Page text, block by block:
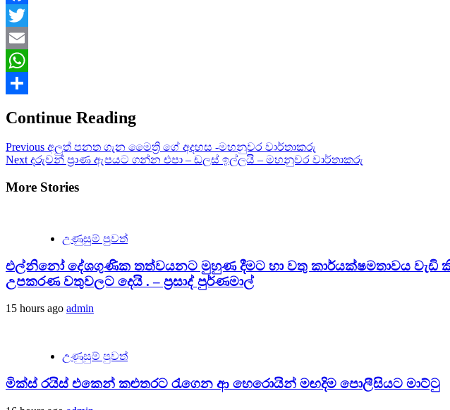
Facebook
Twitter
Email
WhatsApp
Continue Reading
Previous අලුත් පනත ගැන මෛත්‍රි ගේ අදහස -මහනුවර වාර්තාකරු
Nextදරුවන් ප්‍රාණ ඇපයට ගන්න එපා – ඩලස් ඉල්ලයි – මහනුවර වාර්තාකරු
More Stories
උණුසුම් පුවත්
එල්නිනෝ දේශගුණික තත්වයනට මුහුණ දීමට හා වතු කාර්යක්ෂමතාවය වැඩි
උපකරණ වතුවලට දෙයි . – ප්‍රසාද් පුර්ණමාල්
15 hours ago admin
උණුසුම් පුවත්
මික්ස් රයිස් එකෙන් කළුතරට රැගෙන ආ හෙරොයින් මඟදිම පොලීසියට මාට්ටු